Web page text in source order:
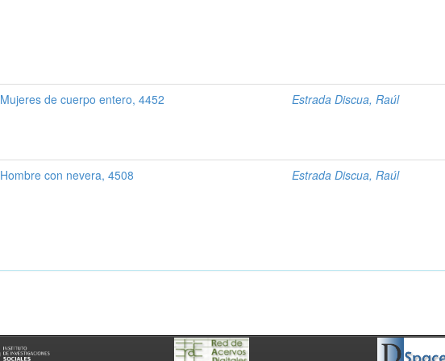
Mujeres de cuerpo entero, 4452 Estrada Discua, Raúl
Hombre con nevera, 4508 Estrada Discua, Raúl